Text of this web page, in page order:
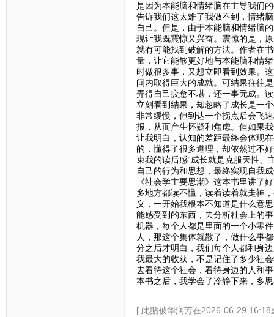
是因为本能脑和情绪脑在主导我们
告诉我们这太难了我做不到，情绪
自己。但是，由于本能脑和情绪脑
现让我既震惊又兴奋。震惊的是，
就有可能找到破解的方法。作者在
量，让它能够更好地与本能脑和情
时做很多事，又想立即看到效果。
间内取得巨大的成就。可结果往往
弄得自己疲惫不堪，还一事无成。
立刻看到结果，却忽略了成长是一
非常缓慢，但到达一个拐点后会飞
报，从而产生怀疑和焦虑。但如果
让我明白，认知的差距最终会体现
的，懂得了很多道理，却依然过不
束我的读后感“成长就是克服天性、
自己的行为和思想，最终实现自我
《社会学主要思潮》这本书里讲了
多地方都读不懂，读着读着就走神
义，一开始我根本不知道是什么意
能感受到的东西，去分析社会上的
机器，每个人都是里面的一个小零
人，那这个集体就散了，做什么事
分之后才明白，我们每个人都和身
我最大的收获，不是记住了多少社
去看待这个社会，看待身边的人和
本书之后，我学会了冷静下来，多
[ 此贴被华润芳在2026-06-29 16:18